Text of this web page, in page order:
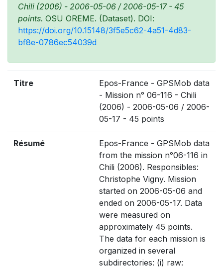
Chili (2006) - 2006-05-06 / 2006-05-17 - 45
points. OSU OREME. (Dataset). DOI:
https://doi.org/10.15148/3f5e5c62-4a51-4d83-
bf8e-0786ec54039d
Titre
Epos-France - GPSMob data
- Mission n° 06-116 - Chili
(2006) - 2006-05-06 / 2006-
05-17 - 45 points
Résumé
Epos-France - GPSMob data
from the mission n°06-116 in
Chili (2006). Responsibles:
Christophe Vigny. Mission
started on 2006-05-06 and
ended on 2006-05-17. Data
were measured on
approximately 45 points.
The data for each mission is
organized in several
subdirectories: (i) raw: